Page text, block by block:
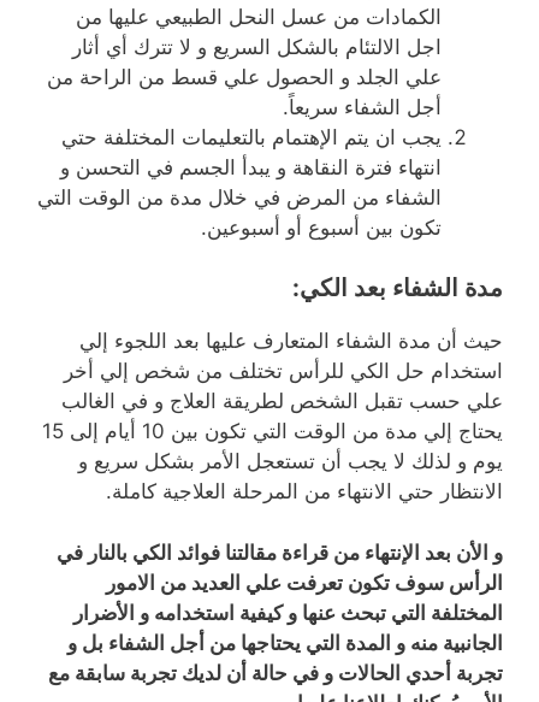
الكمادات من عسل النحل الطبيعي عليها من
اجل الالتئام بالشكل السريع و لا تترك أي أثار
علي الجلد و الحصول علي قسط من الراحة من
أجل الشفاء سريعاً.
يجب ان يتم الإهتمام بالتعليمات المختلفة حتي
انتهاء فترة النقاهة و يبدأ الجسم في التحسن و
الشفاء من المرض في خلال مدة من الوقت التي
تكون بين أسبوع أو أسبوعين.
مدة الشفاء بعد الكي:
حيث أن مدة الشفاء المتعارف عليها بعد اللجوء إلي
استخدام حل الكي للرأس تختلف من شخص إلي أخر
علي حسب تقبل الشخص لطريقة العلاج و في الغالب
يحتاج إلي مدة من الوقت التي تكون بين 10 أيام إلى 15
يوم و لذلك لا يجب أن تستعجل الأمر بشكل سريع و
الانتظار حتي الانتهاء من المرحلة العلاجية كاملة.
و الأن بعد الإنتهاء من قراءة مقالتنا فوائد الكي بالنار في
الرأس سوف تكون تعرفت علي العديد من الامور
المختلفة التي تبحث عنها و كيفية استخدامه و الأضرار
الجانبية منه و المدة التي يحتاجها من أجل الشفاء بل و
تجربة أحدي الحالات و في حالة أن لديك تجربة سابقة مع